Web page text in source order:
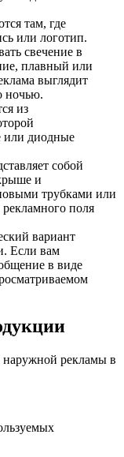
там, где
или логотип.
свечение в
плавный или
выглядит
ночью.
из
или диодные
собой
и
трубками или
поля
вариант
Если вам
в виде
наружной рекламы в